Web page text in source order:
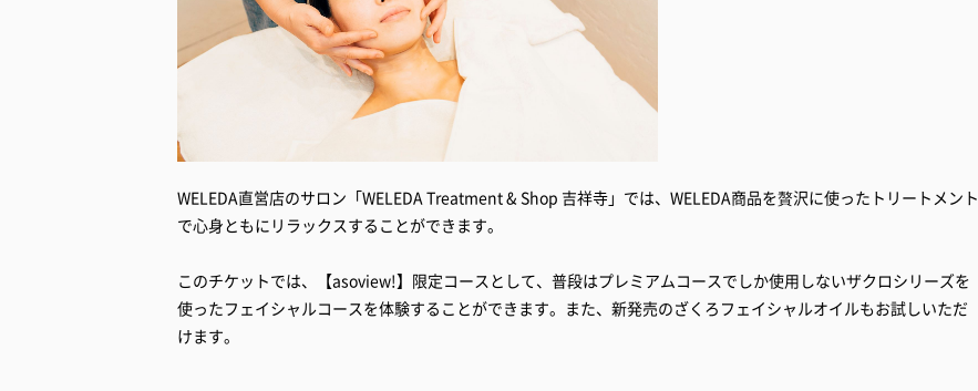
WELEDA直営店のサロン「WELEDA Treatment & Shop 吉祥寺」では、WELEDA商品を贅沢に使ったトリートメント
で心身ともにリラックスすることができます。
このチケットでは、【asoview!】限定コースとして、普段はプレミアムコースでしか使用しないザクロシリーズを
使ったフェイシャルコースを体験することができます。また、新発売のざくろフェイシャルオイルもお試しいただ
けます。